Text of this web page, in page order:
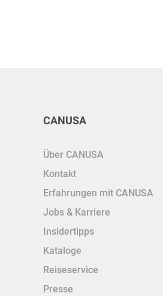
CANUSA
Über CANUSA
Kontakt
Erfahrungen mit CANUSA
Jobs & Karriere
Insidertipps
Kataloge
Reiseservice
Presse